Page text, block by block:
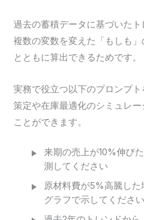
過去の蓄積データに基づいたト
複数の変数を変えた「もしも
とともに算出できるためです。
実務で役立つ以下のプロンプ
策定や在庫最適化のシミュレ
ことができます。
来期の売上が10%伸び
測してください
原材料費が5%高騰し
グラフで示してください